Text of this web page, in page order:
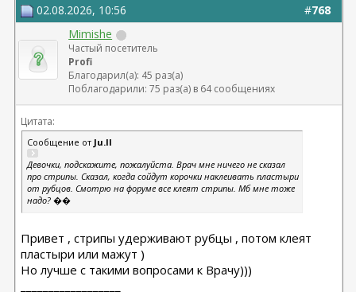
#768
02.08.2026, 10:56
Mimishe
Частый посетитель
Profi
Благодарил(а): 45 раз(а)
Поблагодарили: 75 раз(а) в 64 сообщениях
Цитата:
Сообщение от Ju.ll
Девочки, подскажите, пожалуйста. Врач мне ничего не сказал
про стрипы. Сказал, когда сойдут корочки наклеивать пластыри
от рубцов. Смотрю на форуме все клеят стрипы. Мб мне тоже
надо? ��
Привет , стрипы удерживают рубцы , потом клеят
пластыри или мажут )
Но лучше с такими вопросами к Врачу)))